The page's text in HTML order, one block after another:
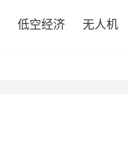
低空经济 无人机